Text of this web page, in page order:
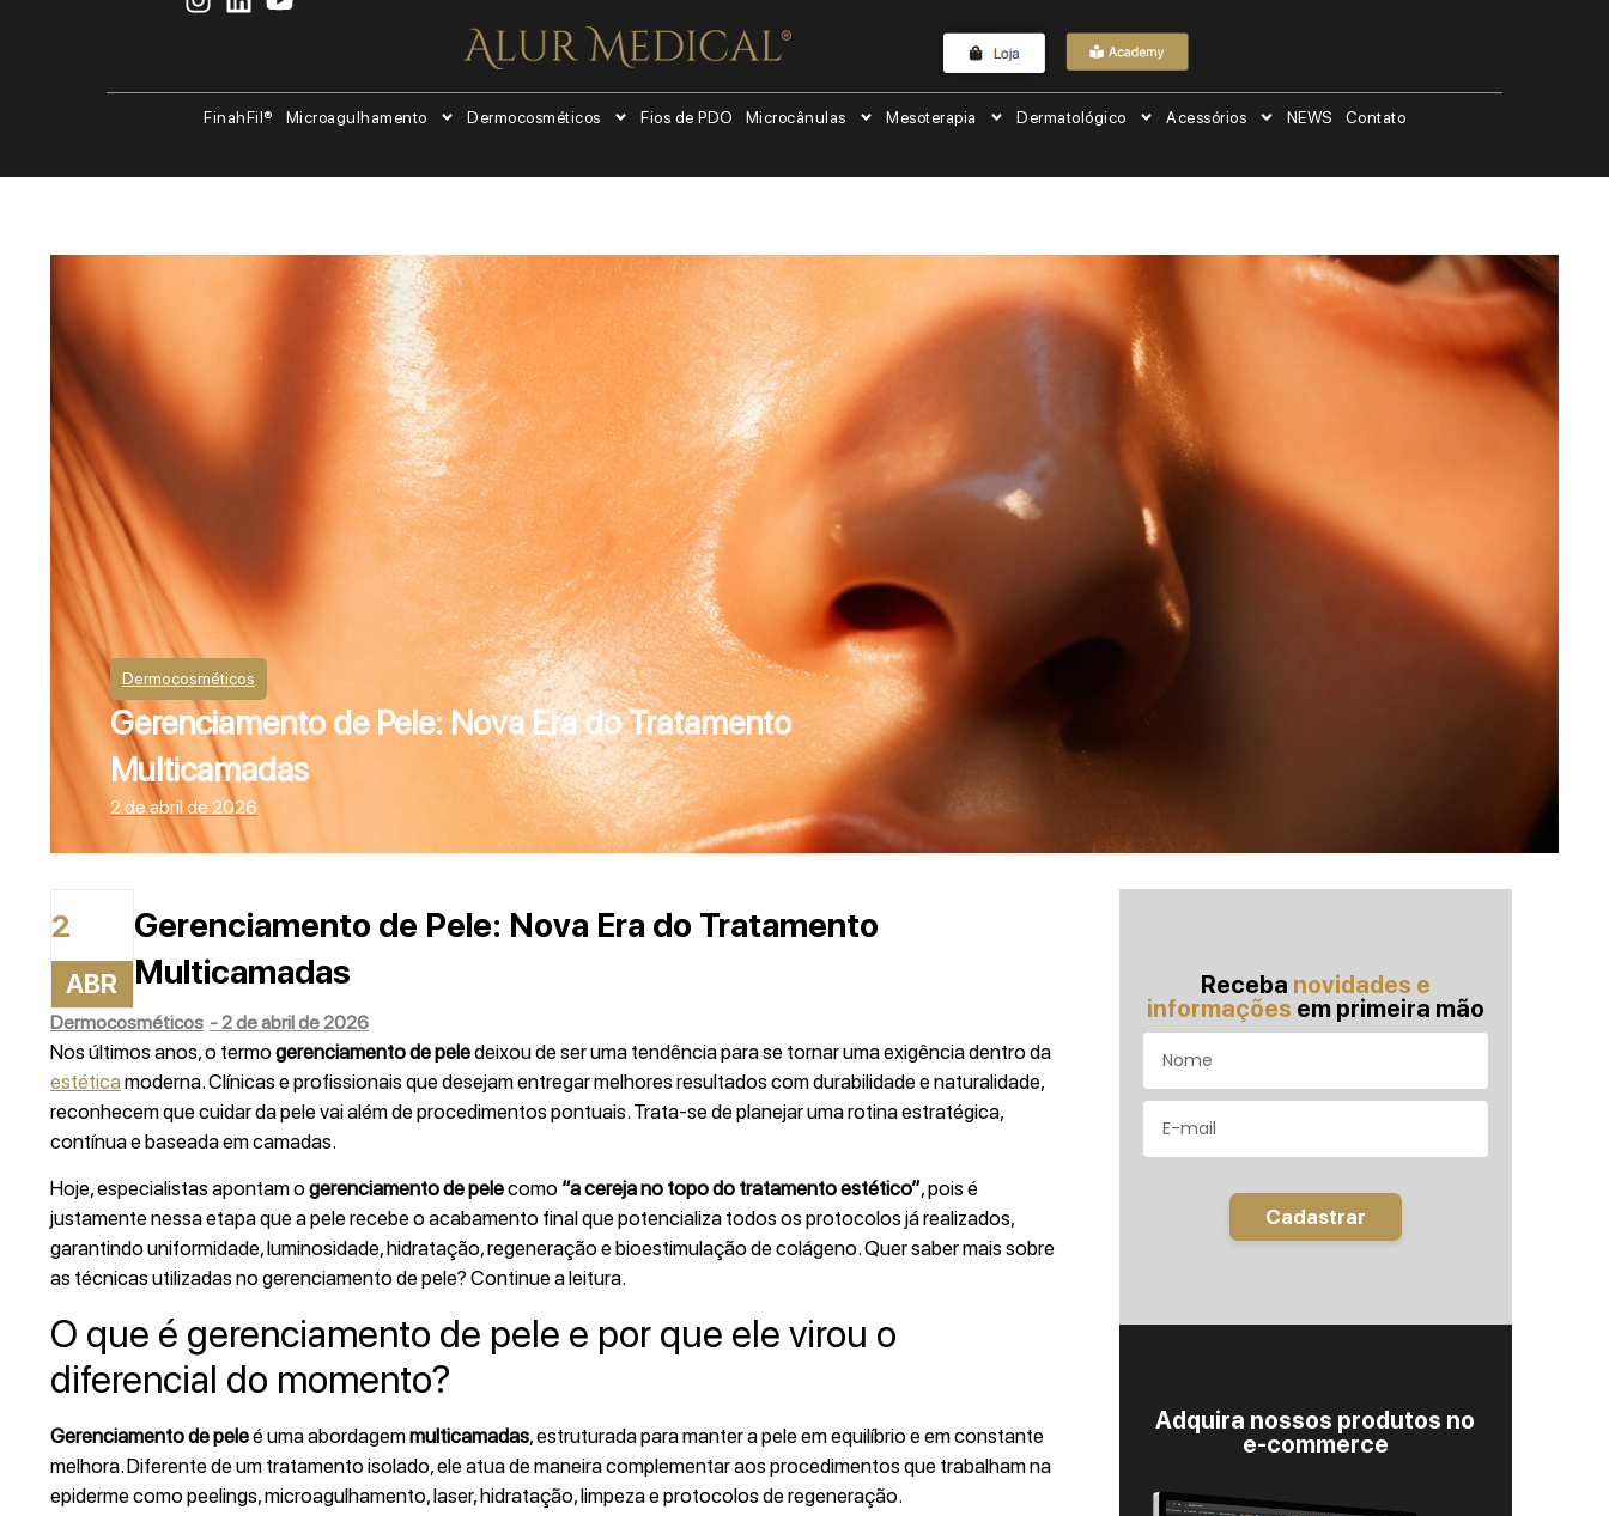
FinahFil® Microagulhamento Dermocosméticos Fios de PDO Microcânulas Mesoterapia Dermatológico Acessórios NEWS Contato
Dermocosméticos
Gerenciamento de Pele: Nova Era do Tratamento
Multicamadas
2 de abril de 2026
2
ABR
Gerenciamento de Pele: Nova Era do Tratamento
Multicamadas
Dermocosméticos -2 de abril de 2026
Nos últimos anos, o termogerenciamento de peledeixou de ser uma tendência para se tornar uma exigência dentro da
estéticamoderna. Clínicas e profissionais que desejam entregar melhores resultados com durabilidade e naturalidade,
reconhecem que cuidar da pele vai além de procedimentos pontuais. Trata‑se de planejar uma rotina estratégica,
contínua e baseada em camadas.
Hoje, especialistas apontam ogerenciamento de pelecomo “a cereja no topo do tratamento estético”, pois é
justamente nessa etapa que a pele recebe o acabamento final que potencializa todos os protocolos já realizados,
garantindo uniformidade, luminosidade, hidratação, regeneração e bioestimulação de colágeno. Quer saber mais sobre
as técnicas utilizadas no gerenciamento de pele? Continue a leitura.
O que é gerenciamento de pele e por que ele virou o
diferencial do momento?
Gerenciamento de peleé uma abordagemmulticamadas, estruturada para manter a pele em equilíbrio e em constante
melhora. Diferente de um tratamento isolado, ele atua de maneira complementar aos procedimentos que trabalham na
epiderme como peelings, microagulhamento, laser, hidratação, limpeza e protocolos de regeneração.
Receba novidades e
informações em primeira mão
Cadastrar
Adquira nossos produtos no
e-commerce